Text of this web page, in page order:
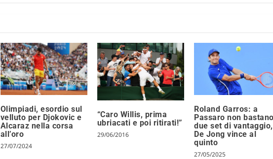
Olimpiadi, esordio sul
velluto per Djokovic e
Alcaraz nella corsa
all’oro
27/07/2024
“Caro Willis, prima
ubriacati e poi ritirati!”
29/06/2016
Roland Garros: a
Passaro non
due set di vantaggio,
De Jong vince al
quinto
27/05/2025